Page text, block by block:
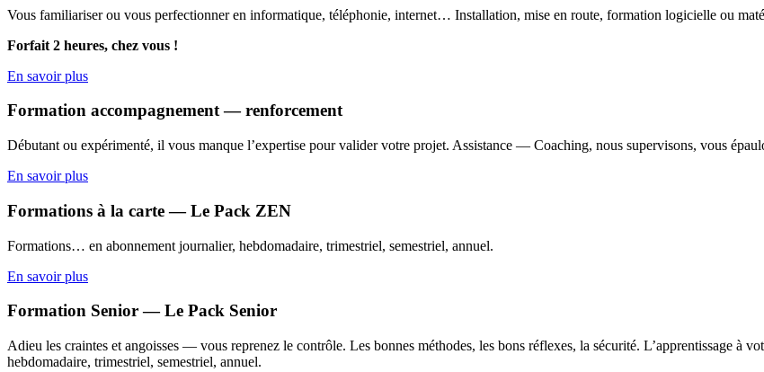
Vous familiariser ou vous perfectionner en informatique, téléphonie, internet… Installation, mise en route, formation logicielle ou
Forfait 2 heures, chez vous !
En savoir plus
Formation accompagnement — renforcement
Débutant ou expérimenté, il vous manque l’expertise pour valider votre projet. Assistance — Coaching, nous supervisons, vous
En savoir plus
Formations à la carte — Le Pack ZEN
Formations… en abonnement journalier, hebdomadaire, trimestriel, semestriel, annuel.
En savoir plus
Formation Senior — Le Pack Senior
Adieu les craintes et angoisses — vous reprenez le contrôle. Les bonnes méthodes, les bons réflexes, la sécurité. L’apprentissage à
hebdomadaire, trimestriel, semestriel, annuel.